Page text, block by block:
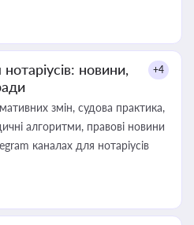
новини,
+4
змін, судова практика,
алгоритми, правові новини
каналах для нотаріусів